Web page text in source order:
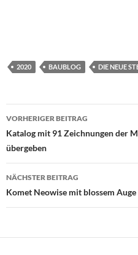
2020 BAUBLOG DIE NEUE
Beitragsnavigation
VORHERIGER BEITRAG
Katalog mit 91 Zeichnungen der
übergeben
NÄCHSTER BEITRAG
Komet Neowise mit blossem